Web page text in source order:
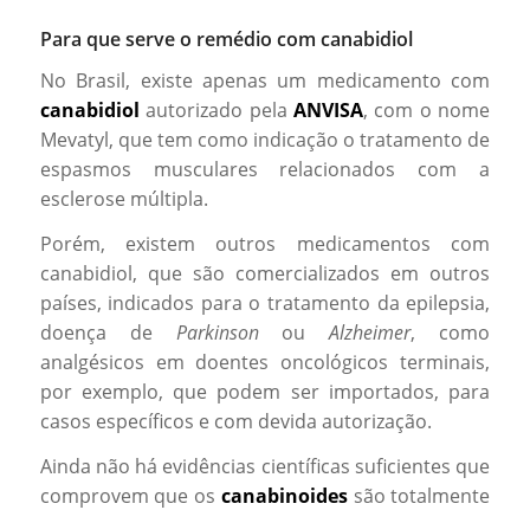
Para que serve o remédio com canabidiol
No Brasil, existe apenas um medicamento com
canabidiol autorizado pela ANVISA, com o nome
Mevatyl, que tem como indicação o tratamento de
espasmos musculares relacionados com a
esclerose múltipla.
Porém, existem outros medicamentos com
canabidiol, que são comercializados em outros
países, indicados para o tratamento da epilepsia,
doença de ParkinsonouAlzheimer, como
analgésicos em doentes oncológicos terminais,
por exemplo, que podem ser importados, para
casos específicos e com devida autorização.
Ainda não há evidências científicas suficientes que
comprovem que os canabinoidessão totalmente